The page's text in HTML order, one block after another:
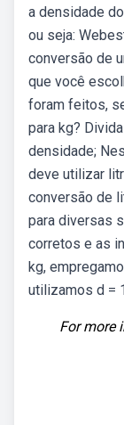
a densidade
ou seja:
conversão de
que você
foram feitos,
para kg?
densidade;
deve utilizar
conversão de
para diversas
corretos e as
kg,
utilizamos d =
For more